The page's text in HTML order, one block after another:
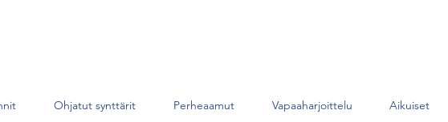
Ohjatut synttärit Perheaamut Vapaaharjoittelu Aikuiset